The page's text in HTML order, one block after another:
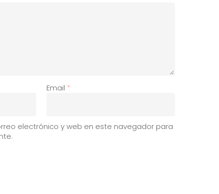
Email *
electrónico y web en este navegador para